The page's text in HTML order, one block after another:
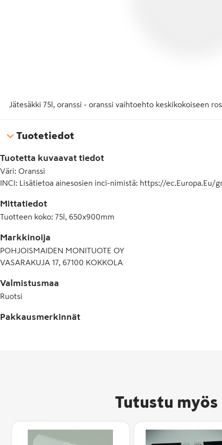
Jätesäkki 75l, oranssi - oranssi vaihtoehto keskikokoiseen
Tuotetiedot
Tuotetta kuvaavat tiedot
Väri: Oranssi
INCI: Lisätietoa ainesosien inci-nimistä: https://ec.Europa.Eu/
Mittatiedot
Tuotteen koko: 75l, 650x900mm
Markkinoija
POHJOISMAIDEN MONITUOTE OY
VASARAKUJA 17, 67100 KOKKOLA
Valmistusmaa
Ruotsi
Pakkausmerkinnät
Tutustu